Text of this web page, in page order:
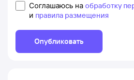
Соглашаюсь на обработку
и правила размещения
Опубликовать